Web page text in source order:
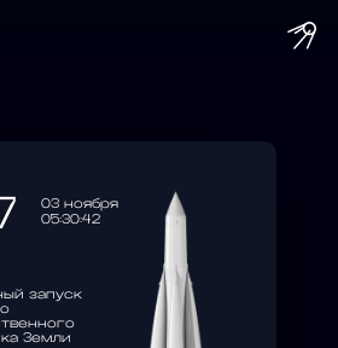
03 ноября
05:30:42
запуск
Земли